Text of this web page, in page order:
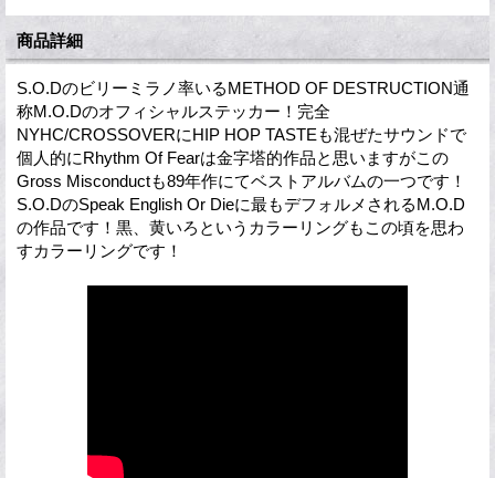
商品詳細
S.O.Dのビリーミラノ率いるMETHOD OF DESTRUCTION通
称M.O.Dのオフィシャルステッカー！完全
NYHC/CROSSOVERにHIP HOP TASTEも混ぜたサウンドで
個人的にRhythm Of Fearは金字塔的作品と思いますがこの
Gross Misconductも89年作にてベストアルバムの一つです！
S.O.DのSpeak English Or Dieに最もデフォルメされるM.O.D
の作品です！黒、黄いろというカラーリングもこの頃を思わ
すカラーリングです！